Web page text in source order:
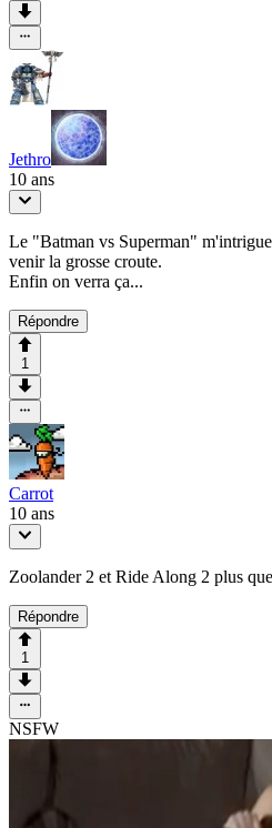
Jethro
10 ans
Le "Batman vs Superman"
venir la grosse croute.
Enfin on verra ça...
Répondre
1
Carrot
10 ans
Zoolander 2 et Ride Along 2 plus
Répondre
1
NSFW